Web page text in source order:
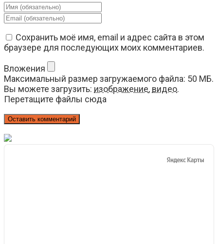
Введите
свое
имя
или
имя
чтобы
прокомментировать
Введите
email-
адрес,
прокомментировать
Сохранить моё имя, email и адрес сайта в этом
браузере для последующих моих комментариев.
Вложения
Максимальный размер загружаемого файла: 50 МБ.
Вы можете загрузить: изображение, видео.
Перетащите файлы сюда